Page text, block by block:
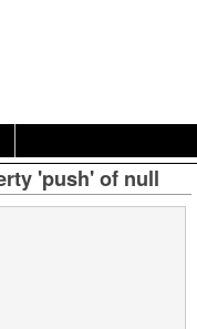
'push' of null